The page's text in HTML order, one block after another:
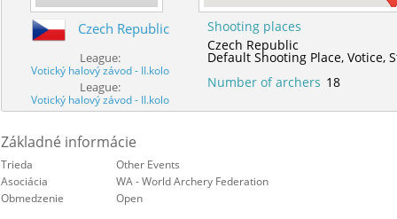
Czech Republic
League:
Votický halový závod - II.kolo
League:
Votický halový závod - II.kolo
Shooting places
Czech Republic
Default Shooting Place,Votice,
Number of archers 18
Základné informácie
Trieda
Other Events
Asociácia
WA - World Archery Federation
Obmedzenie
Open